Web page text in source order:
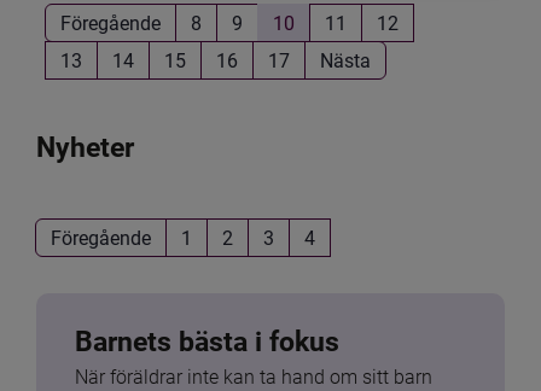
Föregående 8 9 10 11
12
13
14 15 16 17 Nästa
Nyheter
Föregående 1 2 3 4
Barnets bästa i fokus
När föräldrar inte kan ta hand om sitt barn